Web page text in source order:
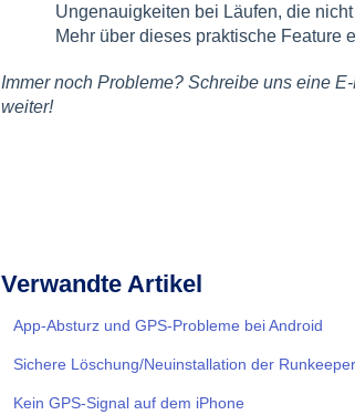
Ungenauigkeiten bei Läufen, die
Mehr über dieses praktische Feature
Immer noch Probleme? Schreibe uns eine
weiter!
Verwandte Artikel
App-Absturz und GPS-Probleme bei Android
Sichere Löschung/Neuinstallation der
Kein GPS-Signal auf dem iPhone